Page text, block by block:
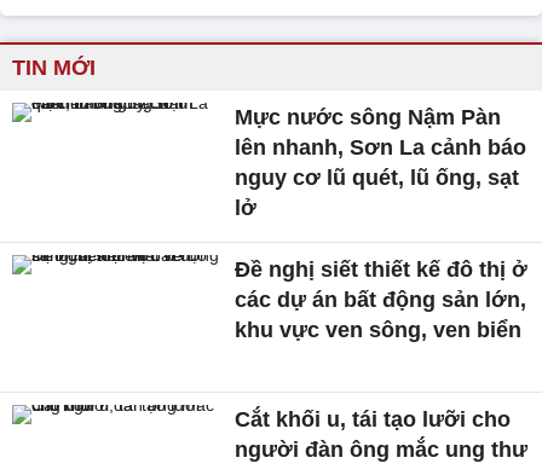
TIN MỚI
Mực nước sông Nậm Pàn
lên nhanh, Sơn La cảnh báo
nguy cơ lũ quét, lũ ống, sạt
lở
Đề nghị siết thiết kế đô thị ở
các dự án bất động sản lớn,
khu vực ven sông, ven biển
Cắt khối u, tái tạo lưỡi cho
người đàn ông mắc ung thư